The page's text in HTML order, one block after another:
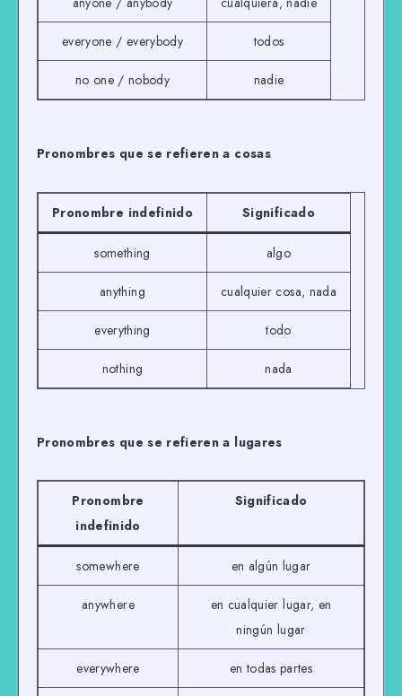
everyone / everybody todos
no one / nobody nadie
Pronombres que se refieren a cosas
Pronombre indefinido Significado
something algo
anything cualquier cosa, nada
everything todo
nothing nada
Pronombres que se refieren a lugares
Pronombre
indefinido
Significado
somewhere en algún lugar
anywhere
en cualquier lugar, en
ningún lugar
everywhere en todas partes